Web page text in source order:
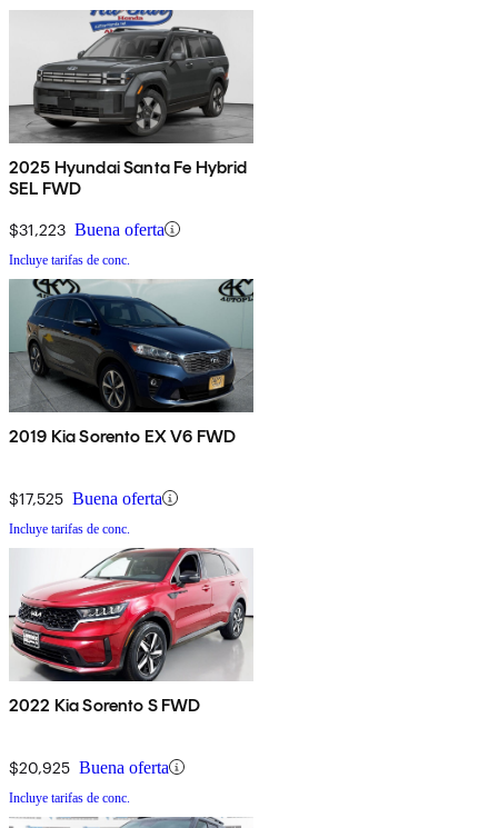
2025 Hyundai Santa Fe Hybrid
SEL FWD
$31,223 Buena oferta
Incluye tarifas de conc.
2019 Kia Sorento EX V6 FWD
$17,525 Buena oferta
Incluye tarifas de conc.
2022 Kia Sorento S FWD
$20,925 Buena oferta
Incluye tarifas de conc.